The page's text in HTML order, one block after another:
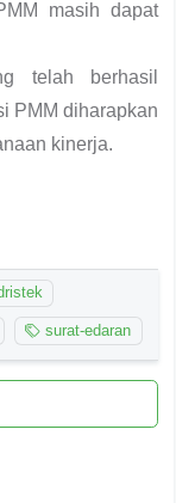
masih dapat
telah berhasil
PMM diharapkan
kinerja.
surat-edaran